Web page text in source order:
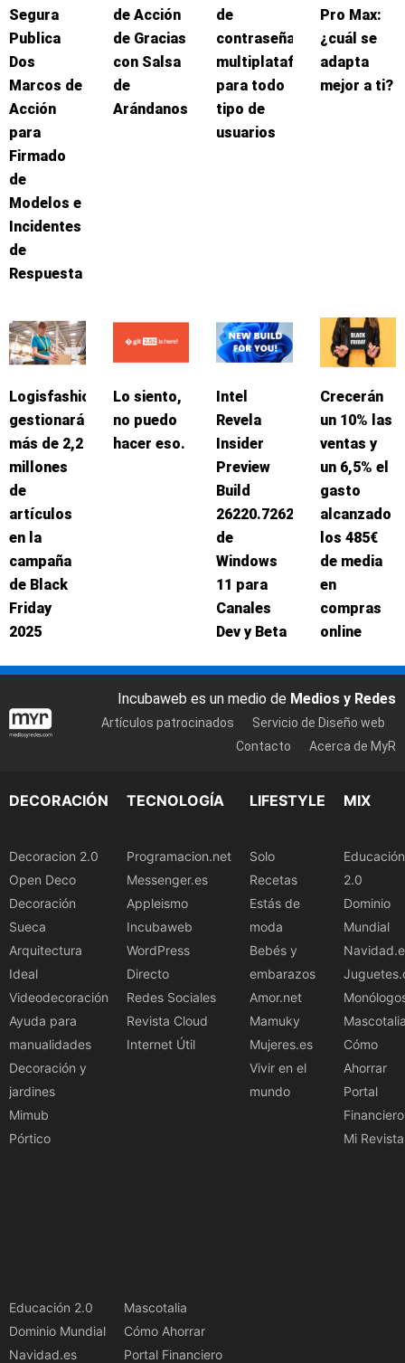
Segura
Publica
Dos
Marcos de
Acción
para
Firmado
de
Modelos e
Incidentes
de
Respuesta
de Acción
de Gracias
con Salsa
de
Arándanos
de
contraseñas
multiplataforma
para todo
tipo de
usuarios
Pro Max:
¿cuál se
adapta
mejor a ti?
Logisfashion
gestionará
más de 2,2
millones
de
artículos
en la
campaña
de Black
Friday
2025
Lo siento,
no puedo
hacer eso.
Intel
Revela
Insider
Preview
Build
26220.7262
de
Windows
11 para
Canales
Dev y Beta
Crecerán
un 10% las
ventas y
un 6,5% el
gasto
alcanzado
los 485€
de media
en
compras
online
Incubaweb es un medio de Medios y Redes
Artículos patrocinados
Servicio de Diseño web
Contacto
Acerca de MyR
DECORACIÓN
Decoracion 2.0
Open Deco
Decoración
Sueca
Arquitectura
Ideal
Videodecoración
Ayuda para
manualidades
Decoración y
jardines
Mimub
Pórtico
TECNOLOGÍA
Programacion.net
Messenger.es
Appleismo
Incubaweb
WordPress
Directo
Redes Sociales
Revista Cloud
Internet Útil
LIFESTYLE
Solo
Recetas
Estás de
moda
Bebés y
embarazos
Amor.net
Mamuky
Mujeres.es
Vivir en el
mundo
MIX
Educación
2.0
Dominio
Mundial
Cómo
Ahorrar
Portal
Financiero
Mi Revista
Educación 2.0
Dominio Mundial
Navidad.es
Mascotalia
Cómo Ahorrar
Portal Financiero